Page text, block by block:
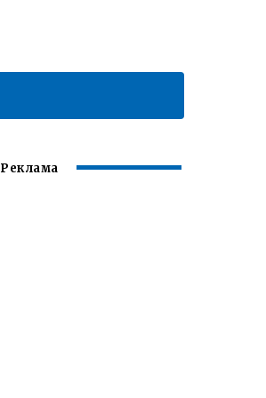
Реклама